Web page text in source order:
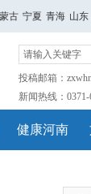
古 宁夏 青海 山东
投稿邮箱：
新闻热线：0371-
健康河南